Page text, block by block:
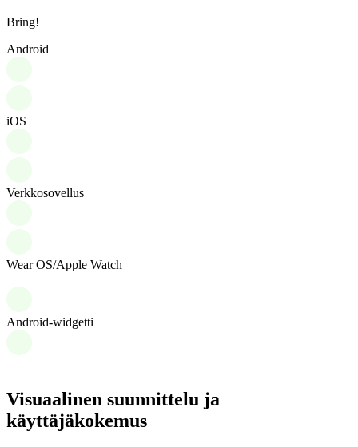
Bring!
Android
iOS
Verkkosovellus
Wear OS/Apple Watch
Android-widgetti
Visuaalinen suunnittelu ja
käyttäjäkokemus